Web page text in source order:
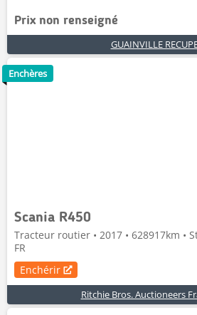
Prix non renseigné
GUAINVILLE
Scania R450
Tracteur routier • 2017 • 628917km •
FR
Enchérir
Ritchie Bros. Auctioneers
Enchères